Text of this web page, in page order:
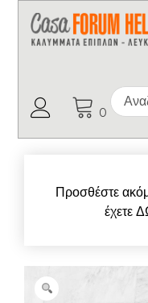
Ο Λογαριασμός
0
Προσθέστε
έχετε